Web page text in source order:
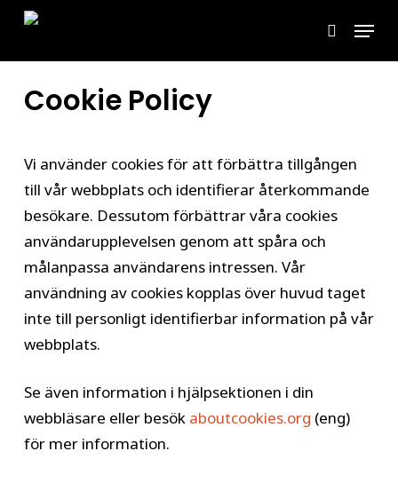
Skip
main
content
search
Menu
Cookie Policy
Vi använder cookies för att förbättra tillgången
till vår webbplats och identifierar återkommande
besökare. Dessutom förbättrar våra cookies
användarupplevelsen genom att spåra och
målanpassa användarens intressen. Vår
användning av cookies kopplas över huvud taget
inte till personligt identifierbar information på vår
webbplats.
Se även information i hjälpsektionen i din
webbläsare eller besök aboutcookies.org (eng)
för mer information.